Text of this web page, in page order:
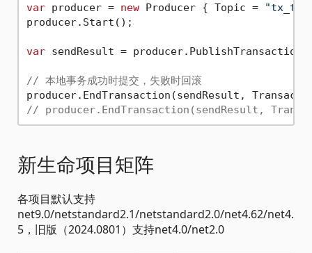
var producer = new Producer { Topic =
producer.Start();
var sendResult = producer.PublishTransaction(
// 本地事务成功时提交，失败时回滚
// producer.EndTransaction(sendResult,
新生命项目矩阵
各项目默认支持
net9.0/netstandard2.1/netstandard2.0/net4.62/net4.
5，旧版（2024.0801）支持net4.0/net2.0